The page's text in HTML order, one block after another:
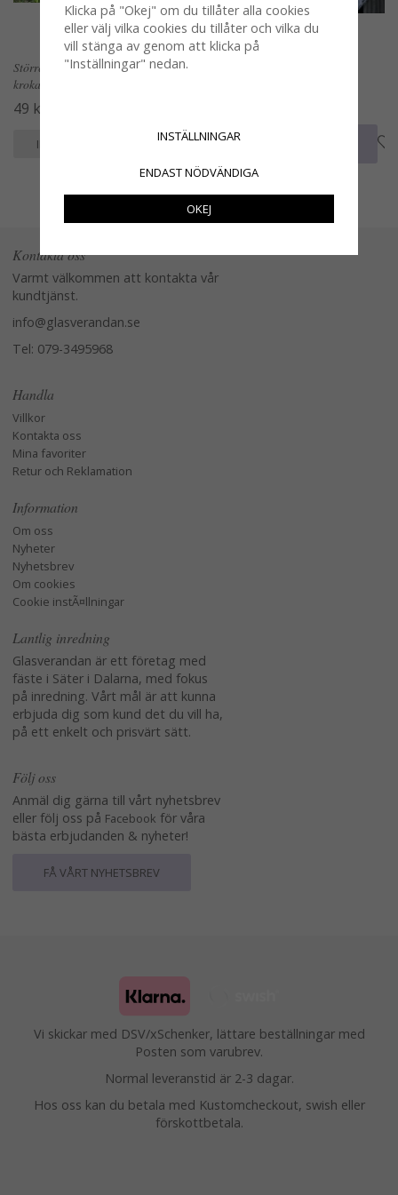
Större krok i gjutjärn med dubbla
krokar
49 kr
INFO INFO
Kontakta oss
Varmt välkommen att kontakta vår
kundtjänst.
info@glasverandan.se
Tel: 079-3495968
Handla
Villkor
Kontakta oss
Mina favoriter
Retur och Reklamation
Information
Om oss
Nyheter
Nyhetsbrev
Om cookies
Cookie instÃ¤llningar
Lantlig inredning
Glasverandan är ett företag med
fäste i Säter i Dalarna, med fokus
på inredning. Vårt mål är att kunna
erbjuda dig som kund det du vill ha,
på ett enkelt och prisvärt sätt.
Följ oss
Anmäl dig gärna till vårt nyhetsbrev
eller följ oss på Facebook för våra
bästa erbjudanden & nyheter!
FÅ VÅRT NYHETSBREV
Vi skickar med DSV/xSchenker, lättare beställningar med
Posten som varubrev.
Normal leveranstid är 2-3 dagar.
Hos oss kan du betala med Kustomcheckout, swish eller
förskottbetala.
Klicka på "Okej" om du tillåter alla cookies
eller välj vilka cookies du tillåter och vilka du
vill stänga av genom att klicka på
"Inställningar" nedan.
INSTÄLLNINGAR
ENDAST NÖDVÄNDIGA
OKEJ